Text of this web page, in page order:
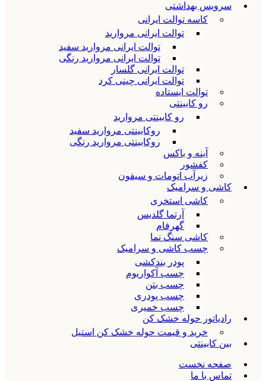
سرویس بهداشتی
کاسه توالت ایرانی
توالت ایرانی مروارید
توالت ایرانی مروارید سفید
توالت ایرانی مروارید رنگی
توالت ایرانی گلسار
توالت ایرانی چینی کرد
توالت ایستاده
رو کابینتی
رو کابینتی مروارید
روکابینتی مروارید سفید
روکابینتی مروارید رنگی
آینه و باکس
کفشور
زیرآب اتومات و سیفون
کاشی و سرامیک
کاشی استخری
آرتما گلدیس
گهرفام
کاشی سنگ نما
چسب کاشی و سرامیک
پودر بندکشی
چسب آکواریوم
چسب بتن
چسب پودری
چسب خمیری
رادیاتور حوله خشک کن
خرید و قیمت حوله خشک کن استیل
بین کابینتی
صفحه نخست
تماس با ما